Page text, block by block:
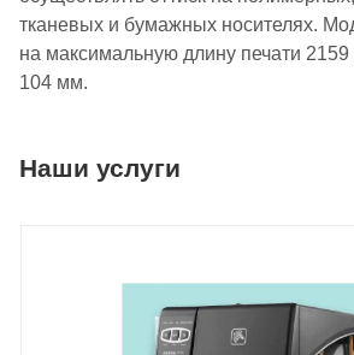
тканевых и бумажных носителях.
на максимальную длину печати
104 мм.
Наши услуги